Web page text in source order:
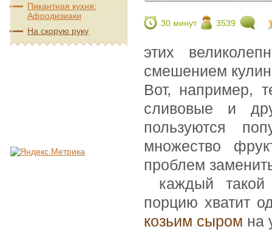
30 минут 3539
этих
смешением
Вот, например,
сливовые и
пользуются
множество
проблем
каждый
порцию хватит
козьим сыром на
Пикантная кухня:
Афродизиаки
На скорую руку